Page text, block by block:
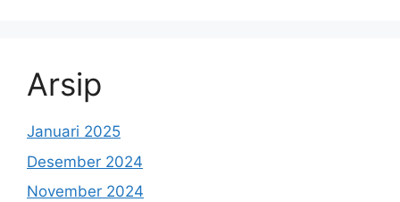
Arsip
Januari 2025
Desember 2024
November 2024